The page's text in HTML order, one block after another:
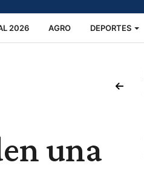
2026 AGRO DEPORTES
una